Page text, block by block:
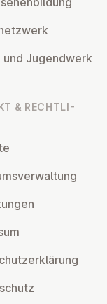
und Ju­gend­werk
& RECHT­LI­